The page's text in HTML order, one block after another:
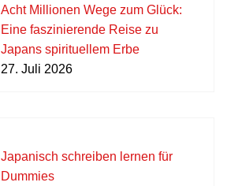
Acht Millionen Wege zum Glück:
Eine faszinierende Reise zu
Japans spirituellem Erbe
27. Juli 2026
Japanisch schreiben lernen für
Dummies